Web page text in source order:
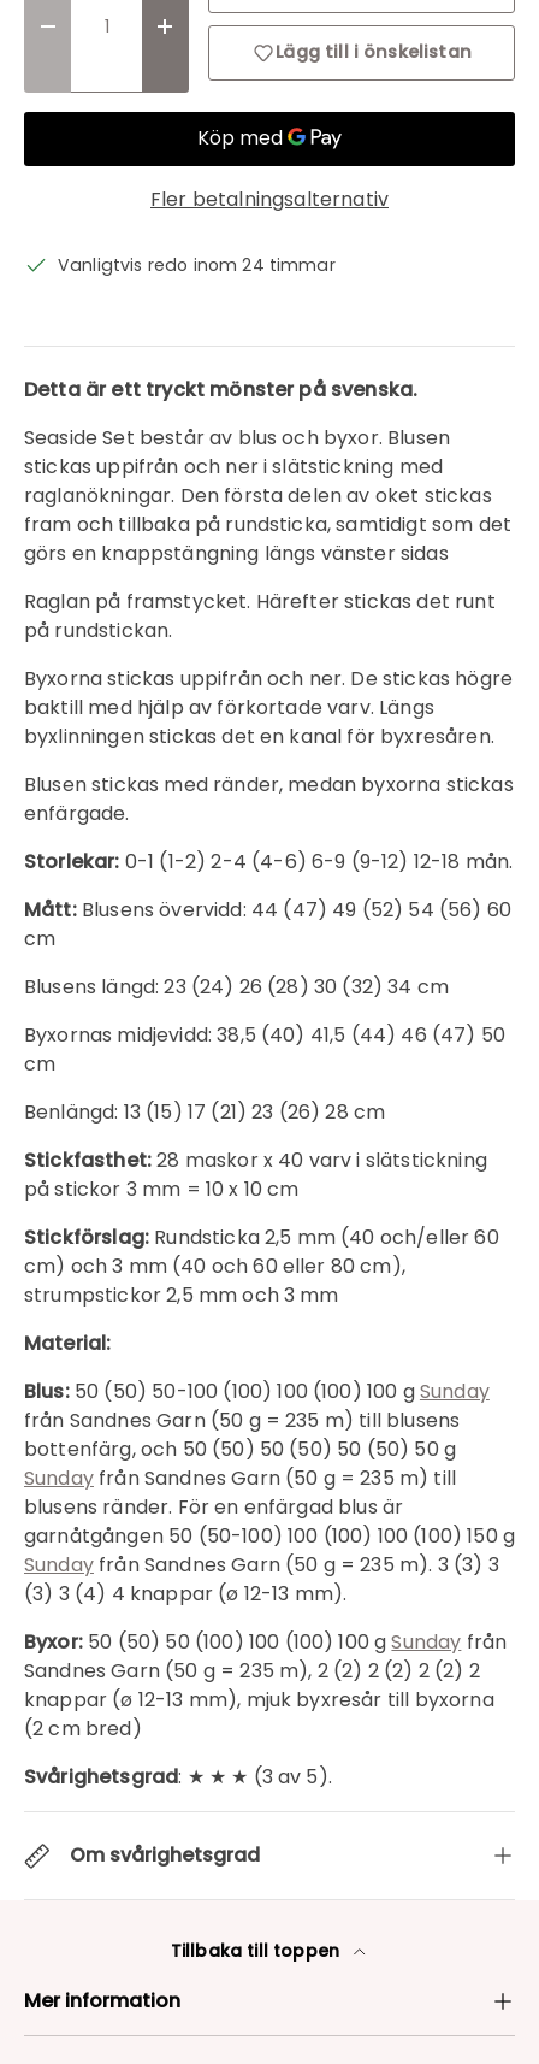
Translation missing:Translation missing:
Lägg till i önskelistan
Fler betalningsalternativ
Vanligtvis redo inom 24 timmar
Detta är ett tryckt mönster på svenska.
Seaside Set består av blus och byxor. Blusen
stickas uppifrån och ner i slätstickning med
raglanökningar. Den första delen av oket stickas
fram och tillbaka på rundsticka, samtidigt som det
görs en knappstängning längs vänster sidas
Raglan på framstycket. Härefter stickas det runt
på rundstickan.
Byxorna stickas uppifrån och ner. De stickas högre
baktill med hjälp av förkortade varv. Längs
byxlinningen stickas det en kanal för byxresåren.
Blusen stickas med ränder, medan byxorna stickas
enfärgade.
Storlekar: 0-1 (1-2) 2-4 (4-6) 6-9 (9-12) 12-18 mån.
Mått: Blusens övervidd: 44 (47) 49 (52) 54 (56) 60
cm
Blusens längd: 23 (24) 26 (28) 30 (32) 34 cm
Byxornas midjevidd: 38,5 (40) 41,5 (44) 46 (47) 50
cm
Benlängd: 13 (15) 17 (21) 23 (26) 28 cm
Stickfasthet:28 maskor x 40 varv i slätstickning
på stickor 3 mm = 10 x 10 cm
Stickförslag: Rundsticka 2,5 mm (40 och/eller 60
cm) och 3 mm (40 och 60 eller 80 cm),
strumpstickor 2,5 mm och 3 mm
Material:
Blus: 50 (50) 50-100 (100) 100 (100) 100 gSunday
från Sandnes Garn (50 g = 235 m) till blusens
bottenfärg, och 50 (50) 50 (50) 50 (50) 50 g
Sundayfrån Sandnes Garn (50 g = 235 m) till
blusens ränder. För en enfärgad blus är
garnåtgången 50 (50-100) 100 (100) 100 (100) 150 g
Sundayfrån Sandnes Garn (50 g = 235 m). 3 (3) 3
(3) 3 (4) 4 knappar (ø 12-13 mm).
Byxor: 50 (50) 50 (100) 100 (100) 100 gSunday från
Sandnes Garn (50 g = 235 m), 2 (2) 2 (2) 2 (2) 2
knappar (ø 12-13 mm), mjuk byxresår till byxorna
(2 cm bred)
Svårighetsgrad: ★ ★ ★ (3 av 5).
Om svårighetsgrad
Tillbaka till toppen
Mer information
Inloggning krävs
Logga in på ditt konto för att lägga till
tidigare sparade artiklar.